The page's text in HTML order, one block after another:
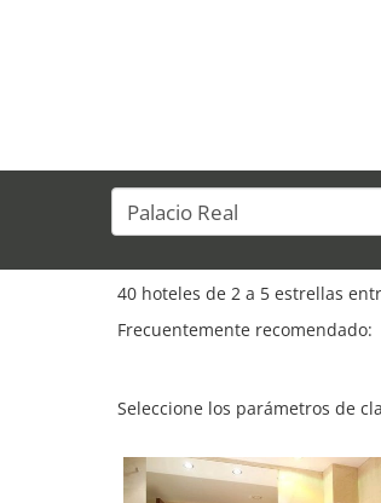
40 hoteles de 2 a 5 estrellas
Frecuentemente recomendado:
Seleccione los parámetros de